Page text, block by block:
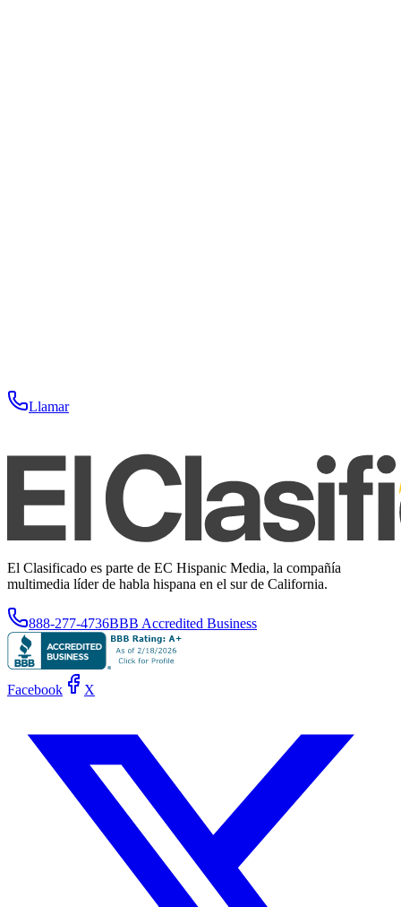
Llamar
El Clasificado es parte de EC Hispanic Media, la compañía
multimedia líder de habla hispana en el sur de California.
888-277-4736BBB Accredited Business
Facebook X